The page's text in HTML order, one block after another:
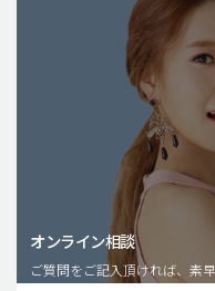
脂肪注入(アンチエイジング)
豊胸手術・バストアップ
オンライン相談
ご質問をご記入頂ければ、素